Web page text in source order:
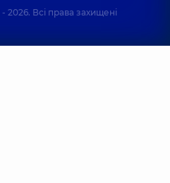
Всі права захищені